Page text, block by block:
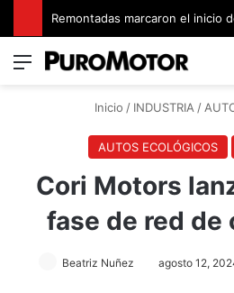
Menú
Inicio / INDUSTRIA/
AUTOS ECOLÓGICOS
Cori Motors
fase de red de
Beatriz Nuñez agosto 12,